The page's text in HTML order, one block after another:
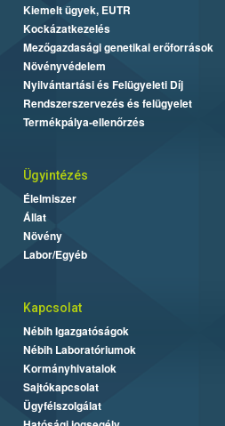
Kiemelt ügyek, EUTR
Kockázatkezelés
Mezőgazdasági genetikai erőforrások
Növényvédelem
Nyilvántartási és Felügyeleti Díj
Rendszerszervezés és felügyelet
Termékpálya-ellenőrzés
Ügyintézés
Élelmiszer
Állat
Növény
Labor/Egyéb
Kapcsolat
Nébih Igazgatóságok
Nébih Laboratóriumok
Kormányhivatalok
Sajtókapcsolat
Ügyfélszolgálat